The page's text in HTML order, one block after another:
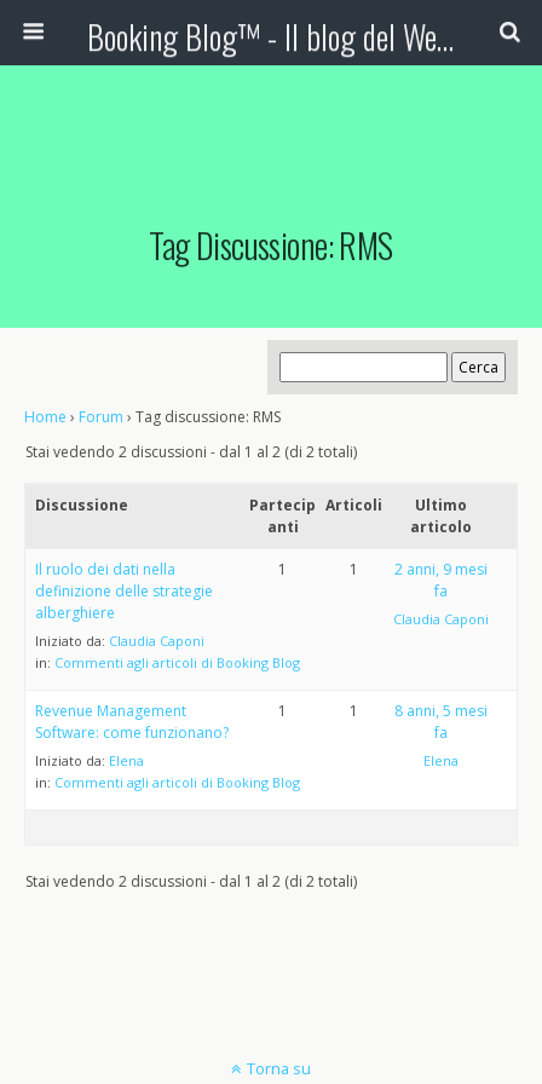
Booking Blog™ - Il blog del Web Marketing Turistico
Tag Discussione: RMS
Home › Forum › Tag discussione: RMS
Stai vedendo 2 discussioni - dal 1 al 2 (di 2 totali)
Discussione
Partecip
anti
Articoli
Ultimo
articolo
Il ruolo dei dati nella
definizione delle strategie
alberghiere
Iniziato da: Claudia Caponi
in: Commenti agli articoli di Booking Blog
1 1
2 anni, 9 mesi
fa
Claudia Caponi
Revenue Management
Software: come funzionano?
Iniziato da: Elena
in: Commenti agli articoli di Booking Blog
1 1
8 anni, 5 mesi
fa
Elena
Stai vedendo 2 discussioni - dal 1 al 2 (di 2 totali)
Torna su